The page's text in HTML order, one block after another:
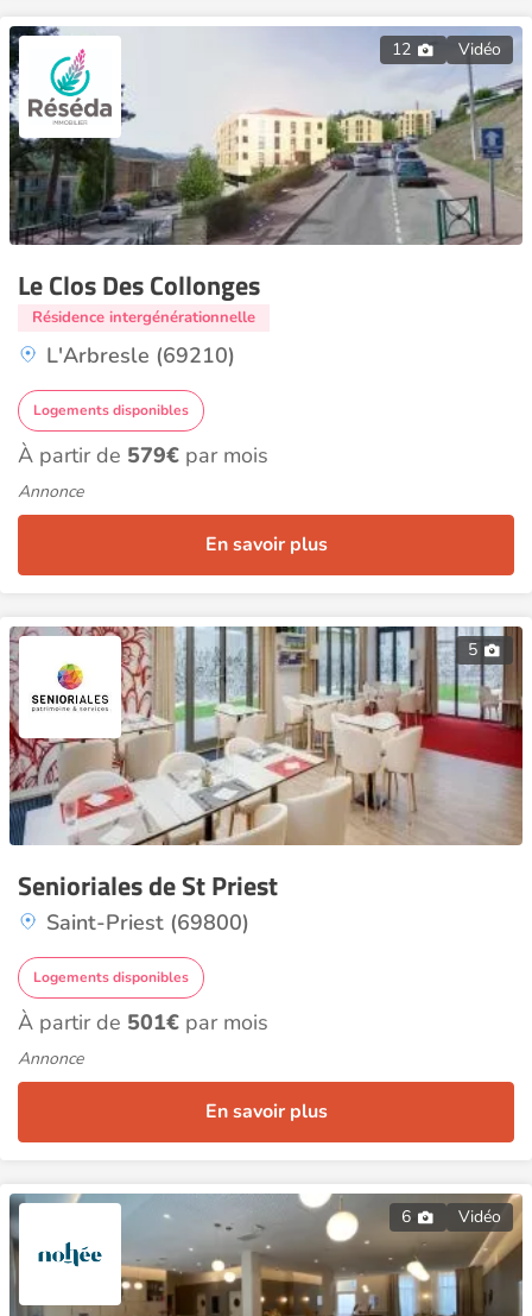
12 Vidéo
Le Clos Des Collonges
Résidence intergénérationnelle
L'Arbresle (69210)
Logements disponibles
À partir de 579€ par mois
Annonce
En savoir plus
5
Senioriales de St Priest
Saint-Priest (69800)
Logements disponibles
À partir de 501€ par mois
Annonce
En savoir plus
6 Vidéo